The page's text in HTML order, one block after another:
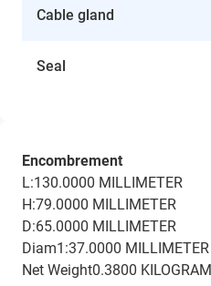
Cable gland
Seal
Encombrement
L:130.0000 MILLIMETER
H:79.0000 MILLIMETER
D:65.0000 MILLIMETER
Diam1:37.0000 MILLIMETER
Net Weight0.3800 KILOGRAM